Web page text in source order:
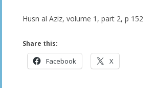
Husn al Aziz, volume 1, part 2, p 152
Share this:
Facebook X